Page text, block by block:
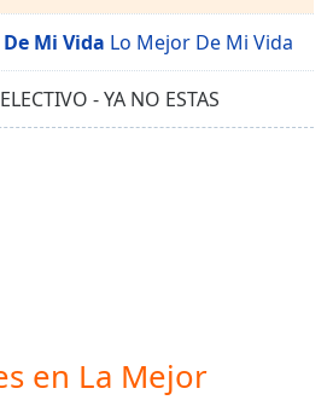
Mi Vida Lo Mejor De Mi Vida
- YA NO ESTAS
en La Mejor